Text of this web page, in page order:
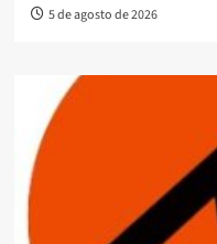
5 de agosto de 2026